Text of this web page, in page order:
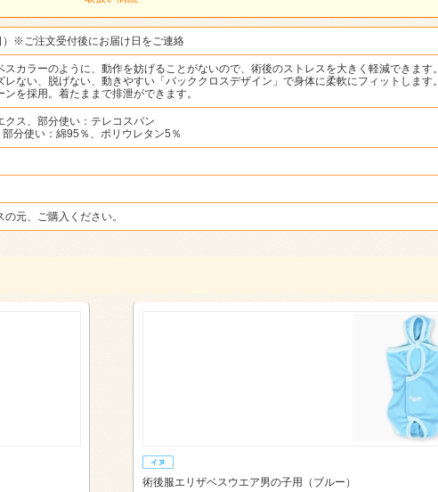
※ご注文受付後にお届け日をご連絡
スカラーのように、動作を妨げることがないので、術後のストレスを大きく軽減できます。
レない、脱げない、動きやすい「バッククロスデザイン」で身体に柔軟にフィットします。
を採用。着たままで排泄ができます。
クス、部分使い：テレコスパン
分使い：綿95％、ポリウレタン5％
元、ご購入ください。
術後服エリザベスウエア男の子用（ブルー）